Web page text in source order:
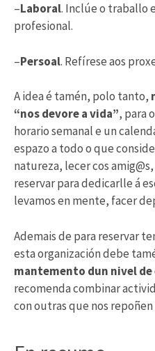
–Laboral. Inclúe o traballo
profesional.
–Persoal. Refírese aos
A idea é tamén, polo tanto,
“nos devore a vida”, para
horario semanal e un
espazo a todo o que
natureza, lecer cos
reservar para dedicarlle á
levamos en mente, facer
Ademais de para reservar
esta organización debe
mantemento dun nivel
recomenda combinar
con outras que nos repoñen